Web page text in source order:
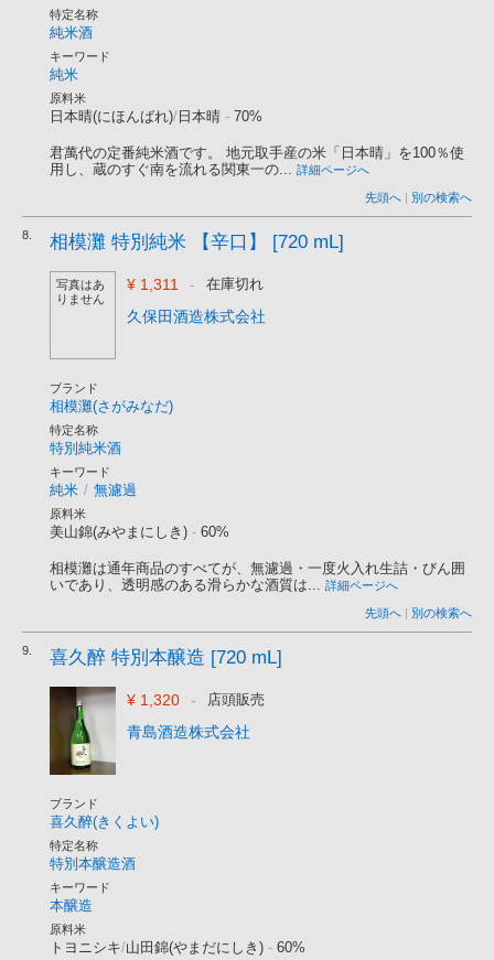
特定名称
純米酒
キーワード
純米
原料米
日本晴(にほんばれ)/ 日本晴 - 70%
君萬代の定番純米酒です。 地元取手産の米「日本晴」を100％使
用し、蔵のすぐ南を流れる関東一の... 詳細ページへ
先頭へ | 別の検索へ
8. 相模灘 特別純米 【辛口】 [720 mL]
写真はあ
りません
¥ 1,311 - 在庫切れ
久保田酒造株式会社
ブランド
相模灘(さがみなだ)
特定名称
特別純米酒
キーワード
純米 / 無濾過
原料米
美山錦(みやまにしき) - 60%
相模灘は通年商品のすべてが、無濾過・一度火入れ生詰・びん囲
いであり、透明感のある滑らかな酒質は... 詳細ページへ
先頭へ | 別の検索へ
9. 喜久醉 特別本醸造 [720 mL]
¥ 1,320 - 店頭販売
青島酒造株式会社
ブランド
喜久醉(きくよい)
特定名称
特別本醸造酒
キーワード
本醸造
原料米
トヨニシキ/山田錦(やまだにしき) - 60%